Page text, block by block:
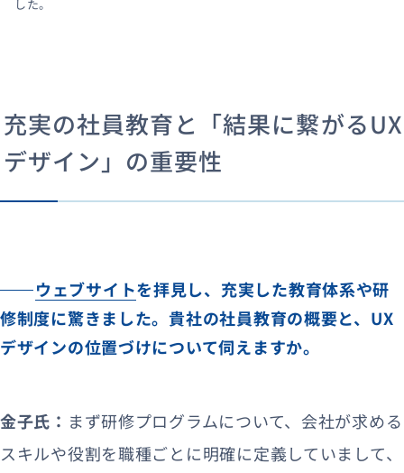
した。
充実の社員教育と「結果に繋がるUX
デザイン」の重要性
ウェブサイトを拝見し、充実した教育体系や研
修制度に驚きました。貴社の社員教育の概要と、UX
デザインの位置づけについて伺えますか。
金子氏： まず研修プログラムについて、会社が求める
スキルや役割を職種ごとに明確に定義していまして、